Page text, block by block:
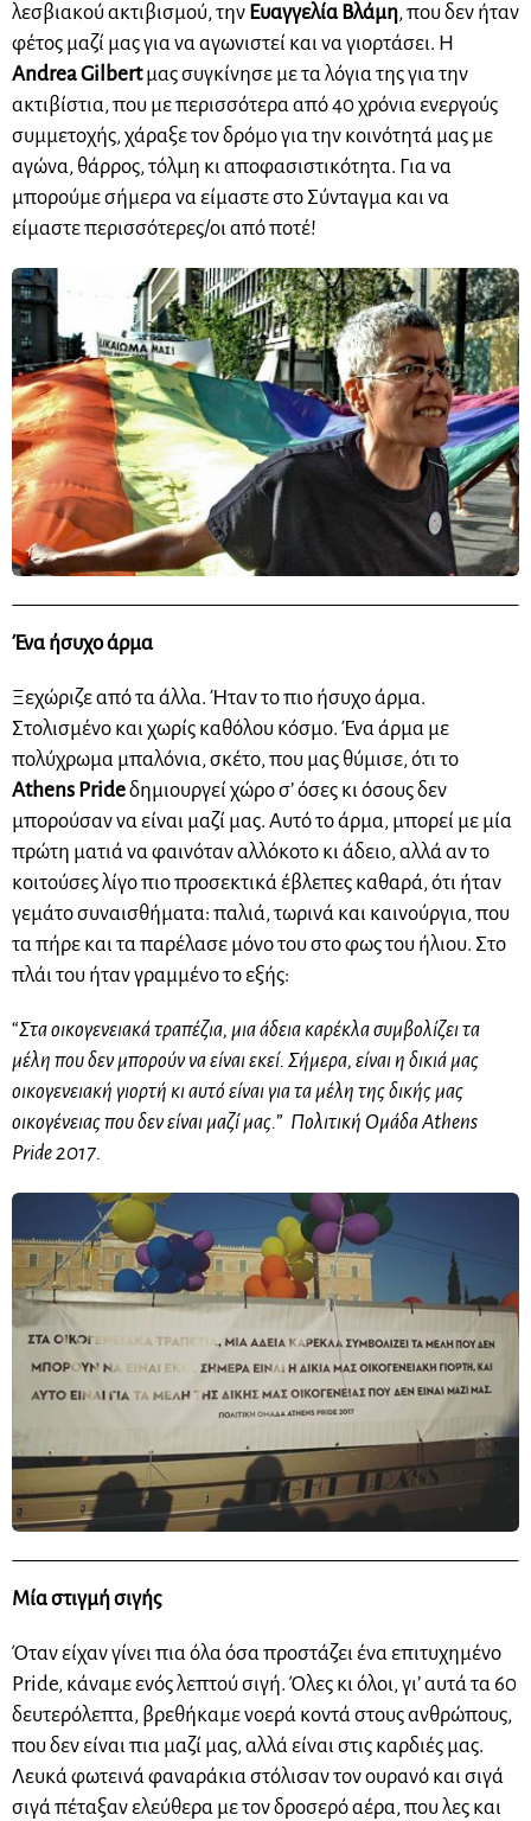
λεσβιακού ακτιβισμού, την Ευαγγελία Βλάμη, που δεν ήταν
φέτος μαζί μας για να αγωνιστεί και να γιορτάσει. H
Andrea Gilbertμας συγκίνησε με τα λόγια της για την
ακτιβίστια, που με περισσότερα από 40 χρόνια ενεργούς
συμμετοχής, χάραξε τον δρόμο για την κοινότητά μας με
αγώνα, θάρρος, τόλμη κι αποφασιστικότητα. Για να
μπορούμε σήμερα να είμαστε στο Σύνταγμα και να
είμαστε περισσότερες/οι από ποτέ!
Ένα ήσυχο άρμα
Ξεχώριζε από τα άλλα. Ήταν το πιο ήσυχο άρμα.
Στολισμένο και χωρίς καθόλου κόσμο. Ένα άρμα με
πολύχρωμα μπαλόνια, σκέτο, που μας θύμισε, ότι το
Athens Prideδημιουργεί χώρο σ’ όσες κι όσους δεν
μπορούσαν να είναι μαζί μας. Αυτό το άρμα, μπορεί με μία
πρώτη ματιά να φαινόταν αλλόκοτο κι άδειο, αλλά αν το
κοιτούσες λίγο πιο προσεκτικά έβλεπες καθαρά, ότι ήταν
γεμάτο συναισθήματα: παλιά, τωρινά και καινούργια, που
τα πήρε και τα παρέλασε μόνο του στο φως του ήλιου. Στο
πλάι του ήταν γραμμένο το εξής:
“Στα οικογενειακά τραπέζια, μια άδεια καρέκλα συμβολίζει τα
μέλη που δεν μπορούν να είναι εκεί. Σήμερα, είναι η δικιά μας
οικογενειακή γιορτή κι αυτό είναι για τα μέλη της δικής μας
οικογένειας που δεν είναι μαζί μας.” Πολιτική Ομάδα Athens
Pride 2017.
Μία στιγμή σιγής
Όταν είχαν γίνει πια όλα όσα προστάζει ένα επιτυχημένο
Pride, κάναμε ενός λεπτού σιγή. Όλες κι όλοι, γι’ αυτά τα 60
δευτερόλεπτα, βρεθήκαμε νοερά κοντά στους ανθρώπους,
που δεν είναι πια μαζί μας, αλλά είναι στις καρδιές μας.
Λευκά φωτεινά φαναράκια στόλισαν τον ουρανό και σιγά
σιγά πέταξαν ελεύθερα με τον δροσερό αέρα, που λες και